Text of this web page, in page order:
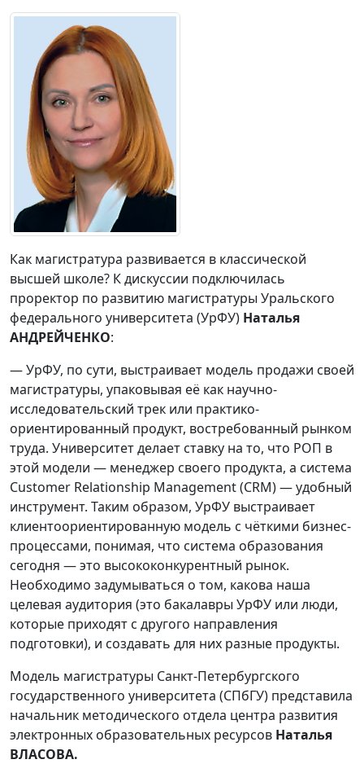
Как магистратура развивается в классической
высшей школе? К дискуссии подключилась
проректор по развитию магистратуры Уральского
федерального университета (УрФУ) Наталья
АНДРЕЙЧЕНКО:
— УрФУ, по сути, выстраивает модель продажи своей
магистратуры, упаковывая её как научно-
исследовательский трек или практико-
ориентированный продукт, востребованный рынком
труда. Университет делает ставку на то, что РОП в
этой модели — менеджер своего продукта, а система
Customer Relationship Management (CRM) — удобный
инструмент. Таким образом, УрФУ выстраивает
клиентоориентированную модель с чёткими бизнес-
процессами, понимая, что система образования
сегодня — это высококонкурентный рынок.
Необходимо задумываться о том, какова наша
целевая аудитория (это бакалавры УрФУ или люди,
которые приходят с другого направления
подготовки), и создавать для них разные продукты.
Модель магистратуры Санкт-Петербургского
государственного университета (СПбГУ) представила
начальник методического отдела центра развития
электронных образовательных ресурсов Наталья
ВЛАСОВА.